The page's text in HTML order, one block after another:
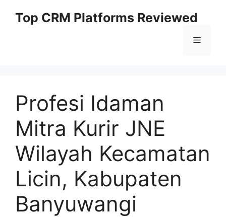
Top CRM Platforms Reviewed
Menu
Profesi Idaman
Mitra Kurir JNE
Wilayah Kecamatan
Licin, Kabupaten
Banyuwangi